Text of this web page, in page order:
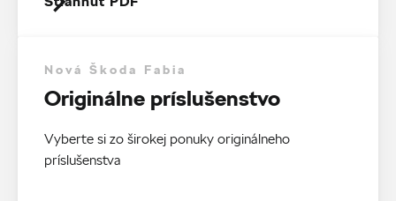
Nová Škoda Fabia
Originálne príslušenstvo
Vyberte si zo širokej ponuky originálneho
príslušenstva